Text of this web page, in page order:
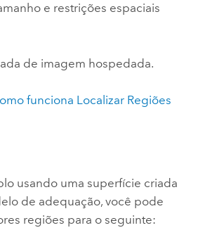
e restrições espaciais
de imagem hospedada.
funciona Localizar Regiões
usando uma superfície criada
de adequação, você pode
regiões para o seguinte: